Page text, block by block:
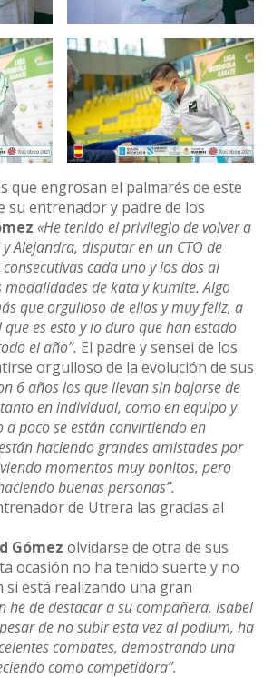
que engrosan el palmarés de este
su entrenador y padre de los
«He tenido el privilegio de volver a
Alejandra, disputar en un CTO de
cada uno y los dos al
de kata y kumite. Algo
que orgulloso de ellos y muy feliz, a
es esto y lo duro que han estado
el año”. El padre y sensei de los
orgulloso de la evolución de sus
6 años los que llevan sin bajarse de
en individual, como en equipo y
a poco se están convirtiendo en
haciendo grandes amistades por
momentos muy bonitos, pero
buenas personas”.
de Utrera las gracias al
Gómez olvidarse de otra de sus
ocasión no ha tenido suerte y no
si está realizando una gran
he de destacar a su compañera, Isabel
de no subir esta vez al podium, ha
combates, demostrando una
como competidora”.